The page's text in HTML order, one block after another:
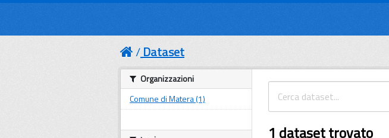
Dataset
1 dataset trovato
Organizzazioni
Comune di Matera (1)